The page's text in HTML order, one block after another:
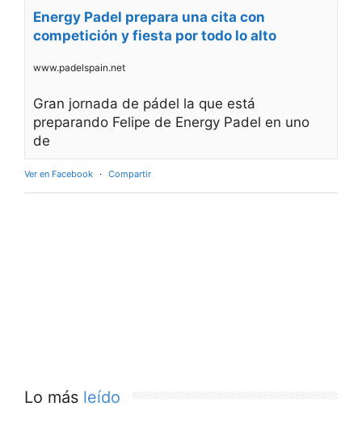
Energy Padel prepara una cita con
competición y fiesta por todo lo alto
www.padelspain.net
Gran jornada de pádel la que está
preparando Felipe de Energy Padel en uno
de
Ver en Facebook · Compartir
Lo más leído